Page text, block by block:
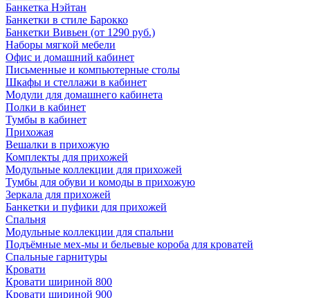
Банкетка Нэйтан
Банкетки в стиле Барокко
Банкетки Вивьен (от 1290 руб.)
Наборы мягкой мебели
Офис и домашний кабинет
Письменные и компьютерные столы
Шкафы и стеллажи в кабинет
Модули для домашнего кабинета
Полки в кабинет
Тумбы в кабинет
Прихожая
Вешалки в прихожую
Комплекты для прихожей
Модульные коллекции для прихожей
Тумбы для обуви и комоды в прихожую
Зеркала для прихожей
Банкетки и пуфики для прихожей
Спальня
Модульные коллекции для спальни
Подъёмные мех-мы и бельевые короба для кроватей
Спальные гарнитуры
Кровати
Кровати шириной 800
Кровати шириной 900